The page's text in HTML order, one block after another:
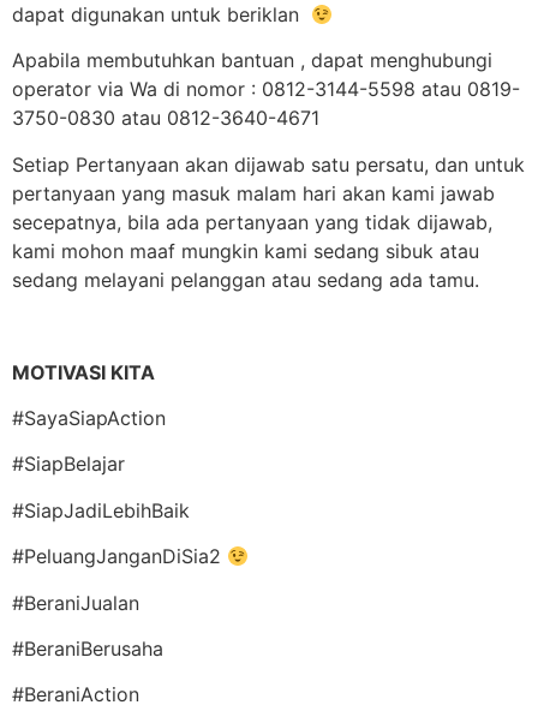
dapat digunakan untuk beriklan
Apabila membutuhkan bantuan , dapat menghubungi
operator via Wa di nomor : 0812-3144-5598 atau 0819-
3750-0830 atau 0812-3640-4671
Setiap Pertanyaan akan dijawab satu persatu, dan untuk
pertanyaan yang masuk malam hari akan kami jawab
secepatnya, bila ada pertanyaan yang tidak dijawab,
kami mohon maaf mungkin kami sedang sibuk atau
sedang melayani pelanggan atau sedang ada tamu.
MOTIVASI KITA
#SayaSiapAction
#SiapBelajar
#SiapJadiLebihBaik
#PeluangJanganDiSia2
#BeraniJualan
#BeraniBerusaha
#BeraniAction